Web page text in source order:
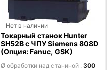
Нет в наличии
Токарный станок Hunter
SH52B с ЧПУ Siemens 808D
(Опция: Fanuc, GSK)
Ø обработки над станиной
300